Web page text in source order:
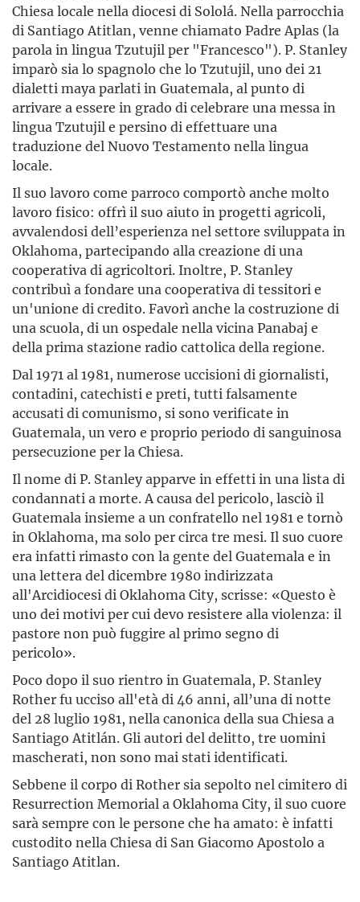
Chiesa locale nella diocesi di Sololá. Nella parrocchia
di Santiago Atitlan, venne chiamato Padre Aplas (la
parola in lingua Tzutujil per "Francesco"). P. Stanley
imparò sia lo spagnolo che lo Tzutujil, uno dei 21
dialetti maya parlati in Guatemala, al punto di
arrivare a essere in grado di celebrare una messa in
lingua Tzutujil e persino di effettuare una
traduzione del Nuovo Testamento nella lingua
locale.
Il suo lavoro come parroco comportò anche molto
lavoro fisico: offrì il suo aiuto in progetti agricoli,
avvalendosi dell’esperienza nel settore sviluppata in
Oklahoma, partecipando alla creazione di una
cooperativa di agricoltori. Inoltre, P. Stanley
contribuì a fondare una cooperativa di tessitori e
un'unione di credito. Favorì anche la costruzione di
una scuola, di un ospedale nella vicina Panabaj e
della prima stazione radio cattolica della regione.
Dal 1971 al 1981, numerose uccisioni di giornalisti,
contadini, catechisti e preti, tutti falsamente
accusati di comunismo, si sono verificate in
Guatemala, un vero e proprio periodo di sanguinosa
persecuzione per la Chiesa.
Il nome di P. Stanley apparve in effetti in una lista di
condannati a morte. A causa del pericolo, lasciò il
Guatemala insieme a un confratello nel 1981 e tornò
in Oklahoma, ma solo per circa tre mesi. Il suo cuore
era infatti rimasto con la gente del Guatemala e in
una lettera del dicembre 1980 indirizzata
all'Arcidiocesi di Oklahoma City, scrisse: «Questo è
uno dei motivi per cui devo resistere alla violenza: il
pastore non può fuggire al primo segno di
pericolo».
Poco dopo il suo rientro in Guatemala, P. Stanley
Rother fu ucciso all'età di 46 anni, all’una di notte
del 28 luglio 1981, nella canonica della sua Chiesa a
Santiago Atitlán. Gli autori del delitto, tre uomini
mascherati, non sono mai stati identificati.
Sebbene il corpo di Rother sia sepolto nel cimitero di
Resurrection Memorial a Oklahoma City, il suo cuore
sarà sempre con le persone che ha amato: è infatti
custodito nella Chiesa di San Giacomo Apostolo a
Santiago Atitlan.